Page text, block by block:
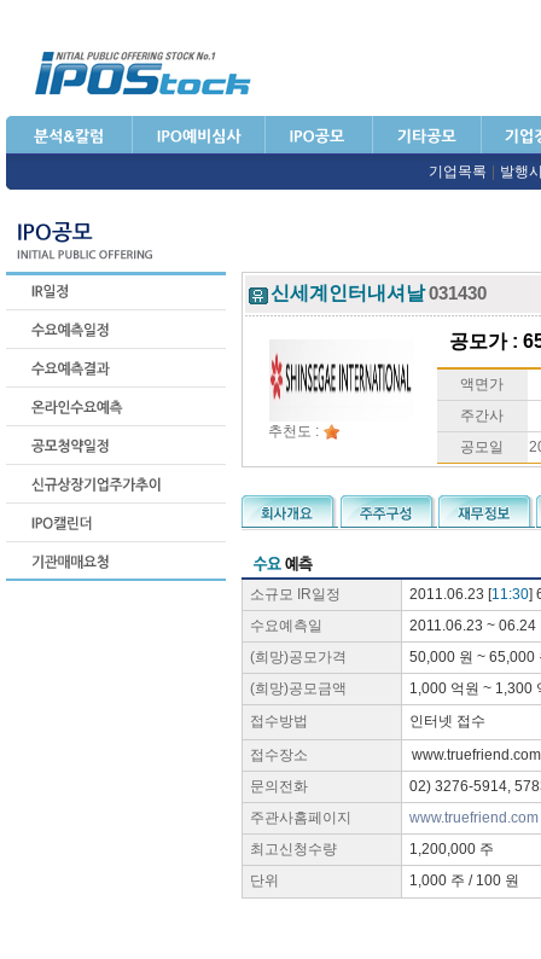
기업목록 발행
신세계인터내셔날031430
추천도 :
공모가 :
액면가
주간사
공모일
소규모 IR일정 2011.06.23 [11:30]
수요예측일
2011.06.23 ~ 06.24
(희망)공모가격
50,000 원 ~ 65,000
(희망)공모금액
1,000 억원 ~ 1,300
접수방법
인터넷 접수
접수장소
www.truefriend.com
문의전화
02) 3276-5914,
주관사홈페이지
www.truefriend.com
최고신청수량
1,200,000 주
단위
1,000 주 / 100 원